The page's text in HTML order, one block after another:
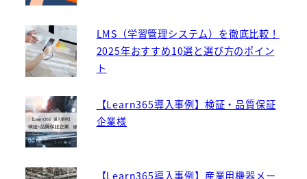
LMS（学習管理システム）を徹底比較！
2025年おすすめ10選と選び方のポイン
ト
【Learn365導入事例】検証・品質保証
企業様
【Learn365導入事例】産業用機器メー